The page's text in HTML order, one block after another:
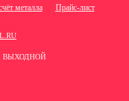
металла
Прайс-лист
ВЫХОДНОЙ